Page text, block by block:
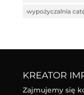
wypożyczalnia
KREATOR
Zajmujemy się